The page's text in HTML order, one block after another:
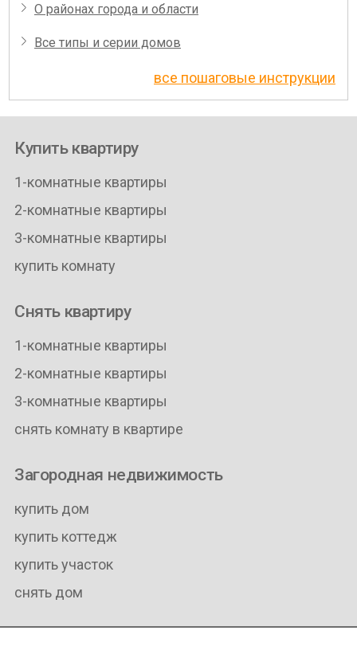
О районах города и области
Все типы и серии домов
все пошаговые инструкции
Купить квартиру
1-комнатные квартиры
2-комнатные квартиры
3-комнатные квартиры
купить комнату
Снять квартиру
1-комнатные квартиры
2-комнатные квартиры
3-комнатные квартиры
снять комнату в квартире
Загородная недвижимость
купить дом
купить коттедж
купить участок
снять дом